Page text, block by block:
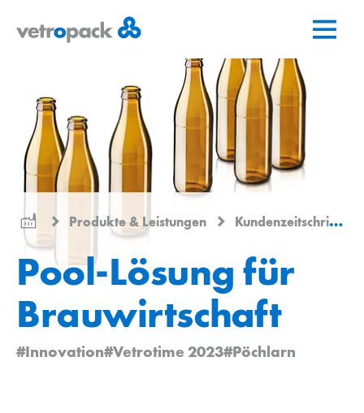
Startseite
Inhalt
Kontakt
Produkte & Leistungen Kundenzeitschrift
Pool-Lösung für
Brauwirtschaft
#Innovation#Vetrotime 2023#Pöchlarn